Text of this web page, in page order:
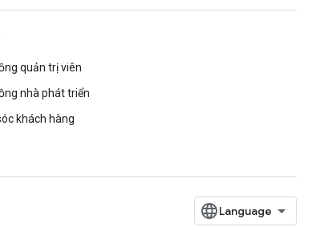
quản trị viên
nhà phát triển
khách hàng